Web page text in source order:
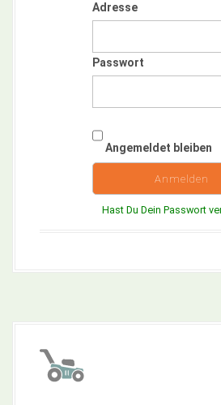
Adresse
Passwort
Angemeldet bleiben
Hast Du Dein Passwort